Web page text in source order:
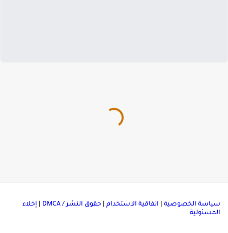
الخصوصية|اتفاقية الاستخدام|حقوق النشر / DMCA |إخلاء